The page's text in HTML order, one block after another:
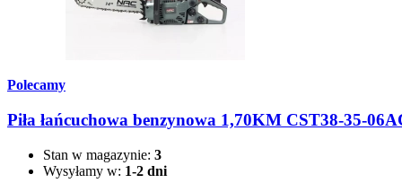
Polecamy
Piła łańcuchowa benzynowa 1,70KM CST38-35-
Stan w magazynie: 3
Wysyłamy w: 1-2 dni